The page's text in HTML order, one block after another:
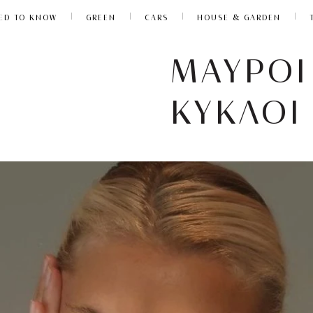
TO KNOW GREEN CARS HOUSE & GARDEN
ΜΑΥΡΟΙ
ΚΥΚΛΟΙ